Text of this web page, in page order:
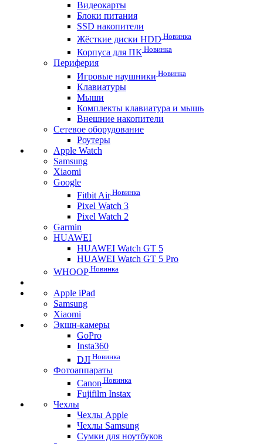
Видеокарты
Блоки питания
SSD накопители
Жёсткие диски HDD Новинка
Корпуса для ПК Новинка
Периферия
Игровые наушники Новинка
Клавиатуры
Мыши
Комплекты клавиатура и мышь
Внешние накопители
Сетевое оборудование
Роутеры
Apple Watch
Samsung
Xiaomi
Google
Fitbit AirНовинка
Pixel Watch 3
Pixel Watch 2
Garmin
HUAWEI
HUAWEI Watch GT 5
HUAWEI Watch GT 5 Pro
WHOOP Новинка
Apple iPad
Samsung
Xiaomi
Экшн-камеры
GoPro
Insta360
DJI Новинка
Фотоаппараты
Canon Новинка
Fujifilm Instax
Чехлы
Чехлы Apple
Чехлы Samsung
Сумки для ноутбуков